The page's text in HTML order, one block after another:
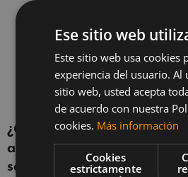
¿Qué es el punto de
ajuste y cómo está
saboteando tu pérdida
Ese sitio web
Este sitio web usa cookies
experiencia del usuario. Al
sitio web, usted acepta
de acuerdo con nuestra
cookies. Más información
Cookies
estrictamente